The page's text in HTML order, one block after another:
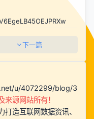
下一篇
u/4072299/blog/
来源网站所有！
造互联网数据资讯、